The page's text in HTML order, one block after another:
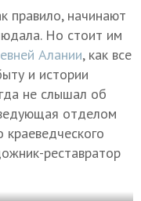
правило, начинают
Но стоит им
Алании, как все
и истории
не слышал об
отделом
краеведческого
реставратор